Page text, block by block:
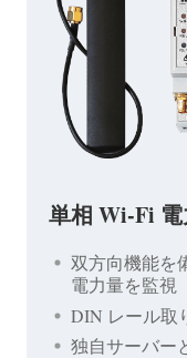
単相 Wi-Fi
双方向機能を
電力量を監視
DIN レール取
独自サーバー